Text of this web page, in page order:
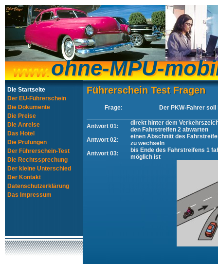
ohne-MPU-
ohne-MPU-
Die Startseite
Der EU-Führerschein
Die Dokumente
Die Preise
Die Anreise
Das Hotel
Die Prüfungen
Der Führerschein-Test
Die Rechtssprechung
Der kleine Unterschied
Der Kontakt
Datenschutzerklärung
Das Impressum
Führerschein Test Fragen
Führerschein Test Fragen
Frage: Der PKW-Fahrer
Antwort 01:
direkt hinter dem
den Fahrstreifen 2 abwarten
Antwort 02:
einen Abschnitt des
zu wechseln
Antwort 03:
bis Ende des Fahrstreifens 1
möglich ist